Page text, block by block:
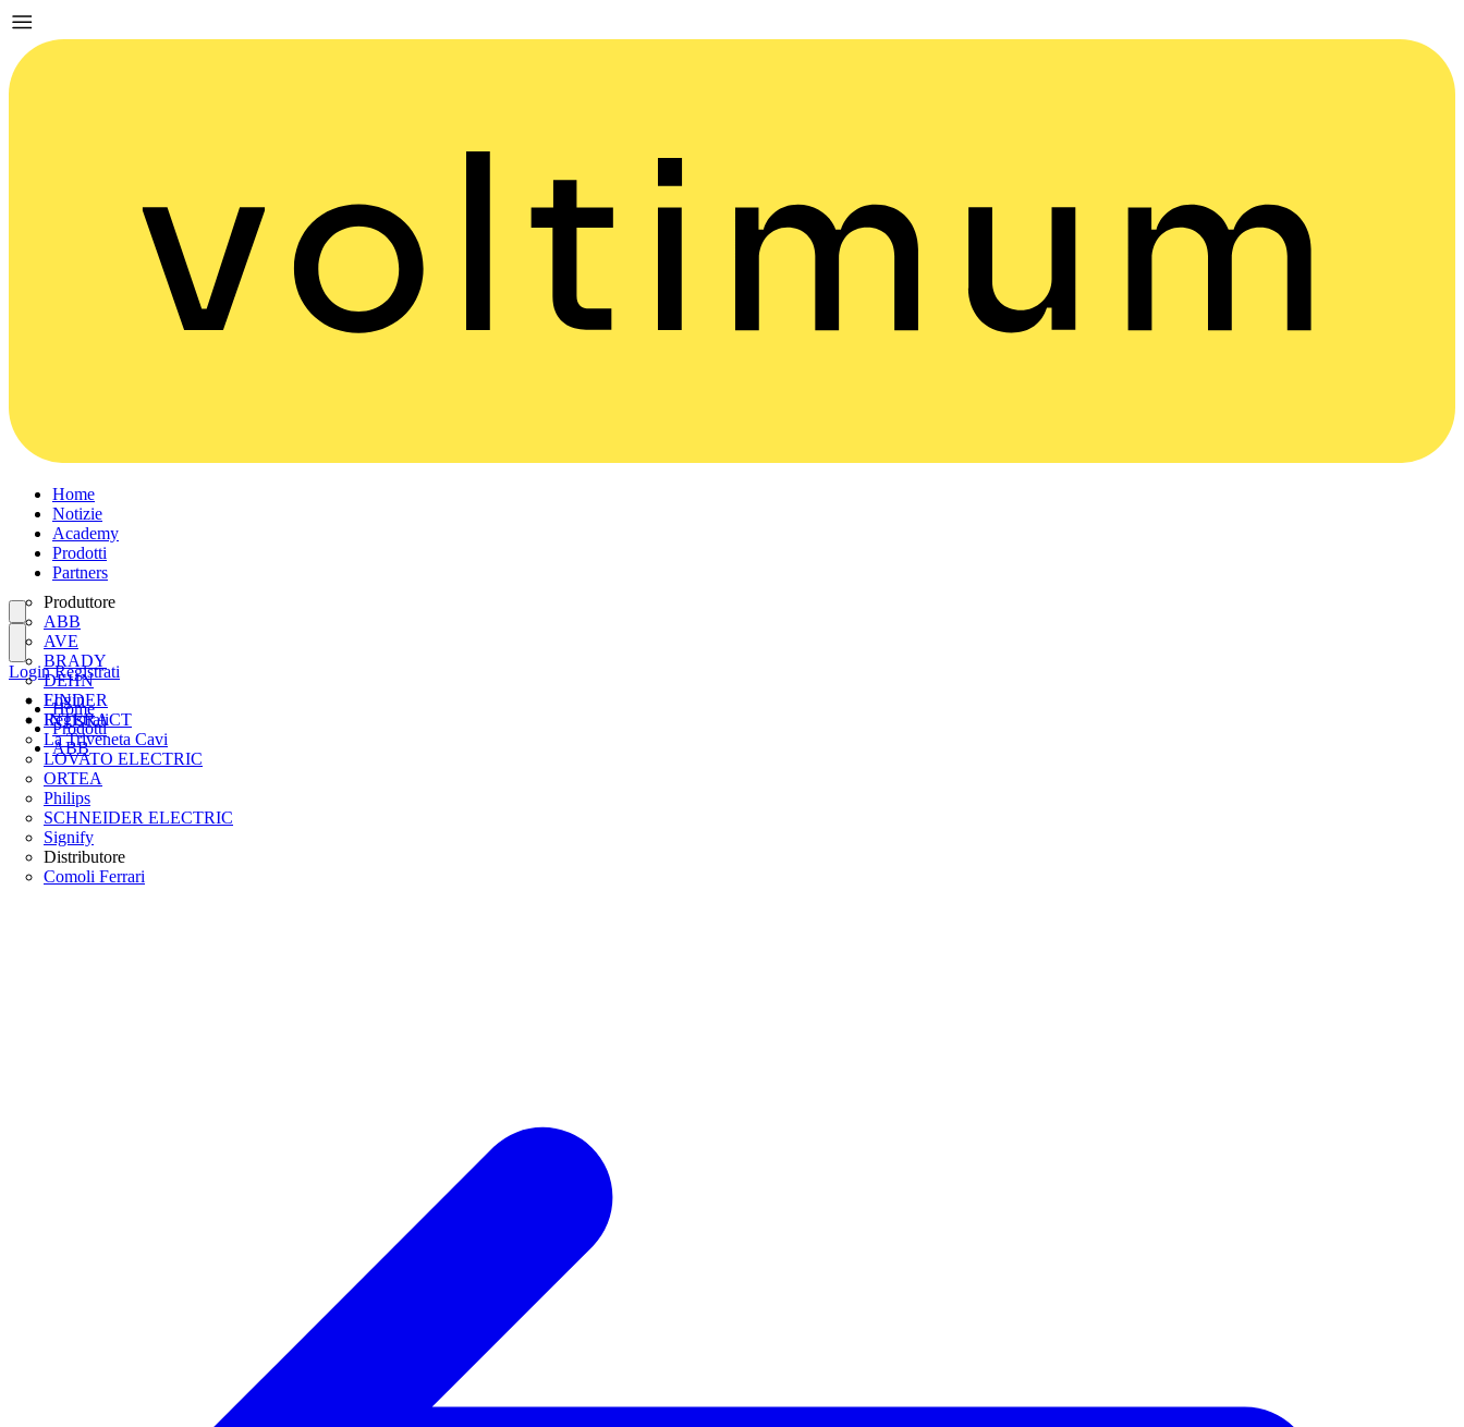
Home
Notizie
Academy
Prodotti
Partners
Produttore
ABB
AVE
BRADY
DEHN
FINDER
INTERACT
La Triveneta Cavi
LOVATO ELECTRIC
ORTEA
Philips
SCHNEIDER ELECTRIC
Signify
Distributore
Comoli Ferrari
Login
Registrati
Login Registrati
Home
Prodotti
ABB